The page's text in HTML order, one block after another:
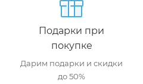
Подарки при
покупке
Дарим подарки и скидки
до 50%